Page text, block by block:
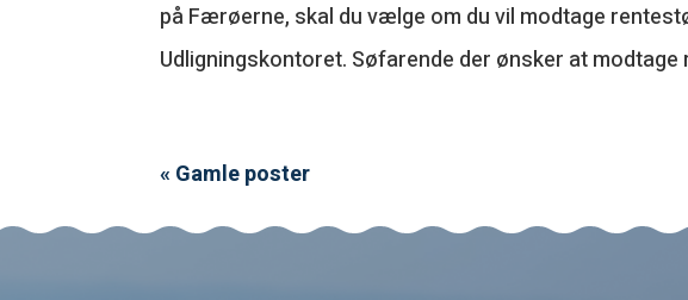
på Færøerne, skal du vælge om du vil modtage
Udligningskontoret. Søfarende der ønsker at modtage
« Gamle poster